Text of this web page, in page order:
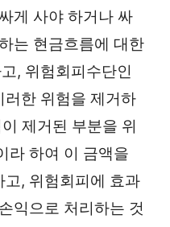
게 사야 하거나 싸
는 현금흐름에 대한
, 위험회피수단인
한 위험을 제거하
제거된 부분을 위
라 하여 이 금액을
, 위험회피에 효과
익으로 처리하는 것